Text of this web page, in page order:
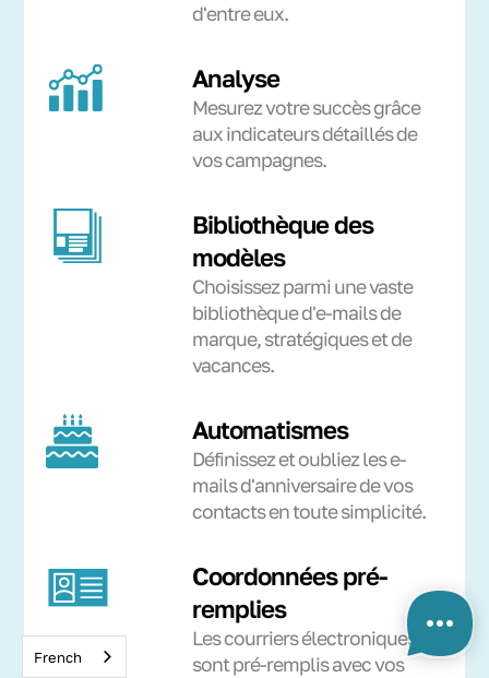
d'entre eux.
Analyse
Mesurez votre succès grâce
aux indicateurs détaillés de
vos campagnes.
Bibliothèque des
modèles
Choisissez parmi une vaste
bibliothèque d'e-mails de
marque, stratégiques et de
vacances.
Automatismes
Définissez et oubliez les e-
mails d'anniversaire de vos
contacts en toute simplicité.
Coordonnées pré-
remplies
Les courriers électroniques
sont pré-remplis avec vos
French